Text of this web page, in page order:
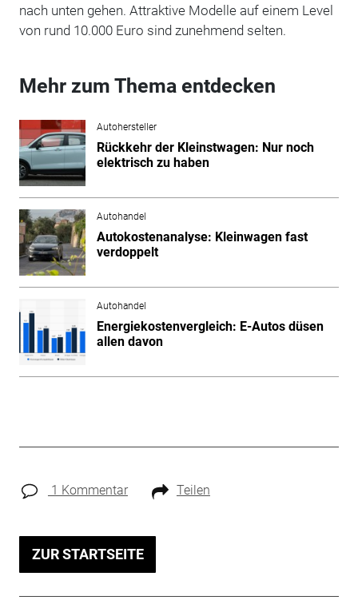
nach unten gehen. Attraktive Modelle auf einem Level
von rund 10.000 Euro sind zunehmend selten.
Mehr zum Thema entdecken
Autohersteller
Rückkehr der Kleinstwagen: Nur noch
elektrisch zu haben
Autohandel
Autokostenanalyse: Kleinwagen fast
verdoppelt
Autohandel
Energiekostenvergleich: E-Autos düsen
allen davon
1 Kommentar Teilen
ZUR STARTSEITE